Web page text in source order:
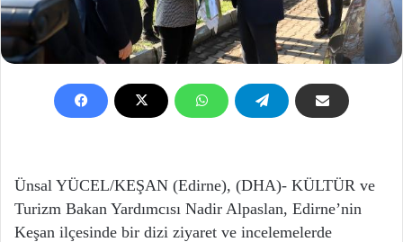
Ünsal YÜCEL/KEŞAN (Edirne), (DHA)- KÜLTÜR ve
Turizm Bakan Yardımcısı Nadir Alpaslan, Edirne’nin
Keşan ilçesinde bir dizi ziyaret ve incelemelerde